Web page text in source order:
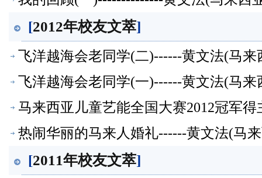
[2012年校友文萃]
飞洋越海会老同学(二)------黄文法(马
飞洋越海会老同学(一)------黄文法(马
马来西亚儿童艺能全国大赛2012冠军
西亚)高七组【校友文萃】
热闹华丽的马来人婚礼------黄文法(马
[2011年校友文萃]